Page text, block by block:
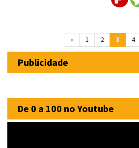
Navegação entre posts
« 1 2 3 4
Publicidade
De 0 a 100 no Youtube